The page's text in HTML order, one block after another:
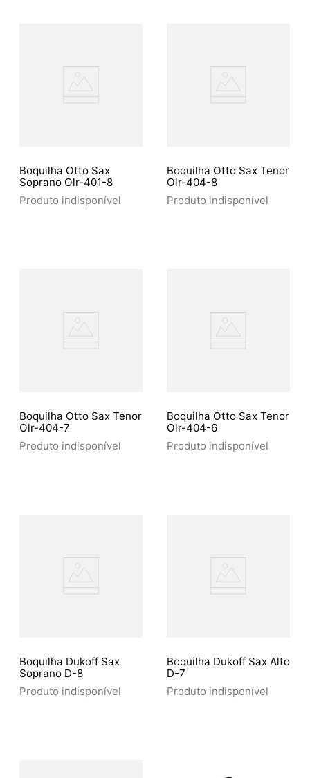
Boquilha Otto Sax
Soprano Olr-401-8
Produto indisponível
Boquilha Otto Sax Tenor
Olr-404-8
Produto indisponível
Boquilha Otto Sax Tenor
Olr-404-7
Produto indisponível
Boquilha Otto Sax Tenor
Olr-404-6
Produto indisponível
Boquilha Dukoff Sax
Soprano D-8
Produto indisponível
Boquilha Dukoff Sax Alto
D-7
Produto indisponível